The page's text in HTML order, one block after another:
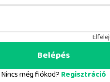
Belépés
Nincs még fiókod? Regisztráció